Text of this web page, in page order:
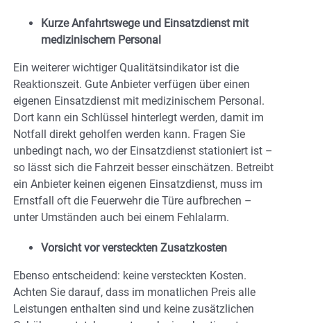
Kurze Anfahrtswege und Einsatzdienst mit
medizinischem Personal
Ein weiterer wichtiger Qualitätsindikator ist die
Reaktionszeit. Gute Anbieter verfügen über einen
eigenen Einsatzdienst mit medizinischem Personal.
Dort kann ein Schlüssel hinterlegt werden, damit im
Notfall direkt geholfen werden kann. Fragen Sie
unbedingt nach, wo der Einsatzdienst stationiert ist –
so lässt sich die Fahrzeit besser einschätzen. Betreibt
ein Anbieter keinen eigenen Einsatzdienst, muss im
Ernstfall oft die Feuerwehr die Türe aufbrechen –
unter Umständen auch bei einem Fehlalarm.
Vorsicht vor versteckten Zusatzkosten
Ebenso entscheidend: keine versteckten Kosten.
Achten Sie darauf, dass im monatlichen Preis alle
Leistungen enthalten sind und keine zusätzlichen